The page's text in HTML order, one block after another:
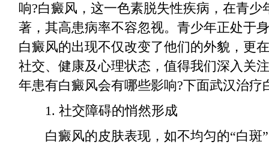
响?白癜风，这一色素脱失性疾病，在青少
著，其高患病率不容忽视。青少年正处于
白癜风的出现不仅改变了他们的外貌，更
社交、健康及心理状态，值得我们深入关
年患有白癜风会有哪些影响?下面武汉治疗
1. 社交障碍的悄然形成
白癜风的皮肤表现，如不均匀的“白斑”